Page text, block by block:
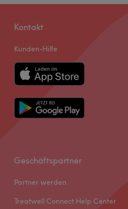
Kontakt
Kunden-Hilfe
Geschäftspartner
Partner werden
Treatwell Connect Help Center